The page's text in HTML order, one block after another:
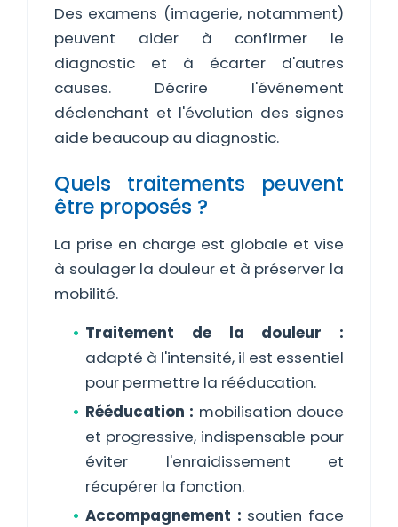
Des examens (imagerie, notamment)
peuvent aider à confirmer le
diagnostic et à écarter d'autres
causes. Décrire l'événement
déclenchant et l'évolution des signes
aide beaucoup au diagnostic.
Quels traitements peuvent
être proposés ?
La prise en charge est globale et vise
à soulager la douleur et à préserver la
mobilité.
Traitement de la douleur :
adapté à l'intensité, il est essentiel
pour permettre la rééducation.
Rééducation : mobilisation douce
et progressive, indispensable pour
éviter l'enraidissement et
récupérer la fonction.
Accompagnement : soutien face